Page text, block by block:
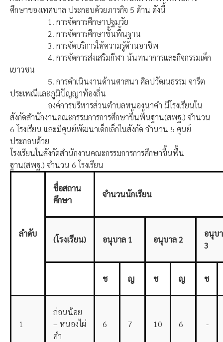
ศึกษาของเทศบาล ประกอบด้วยภารกิจ 5 ด้าน ดังนี้
1. การจัดการศึกษาปฐมวัย
2. การจัดการศึกษาขั้นพื้นฐาน
3. การจัดบริการให้ความรู้ด้านอาชีพ
4. การจัดการส่งเสริมกีฬา นันทนาการและกิจกรรมเด็ก
เยาวชน
5. การดำเนินงานด้านศาสนา ศิลปวัฒนธรรม จารีต
ประเพณีและภูมิปัญญาท้องถิ่น
องค์การบริหารส่วนตำบลหนองนาคำ มีโรงเรียนใน
สังกัดสำนักงานคณะกรรมการการศึกษาขึ้นพื้นฐาน(สพฐ.) จำนวน
6 โรงเรียน และมีศูนย์พัฒนาเด็กเล็กในสังกัด จำนวน 5 ศูนย์
ประกอบด้วย
โรงเรียนในสังกัดสำนักงานคณะกรรมการการศึกษาขึ้นพื้น
ฐาน(สพฐ.) จำนวน 6 โรงเรียน
ลำดับ
ชื่อสถาน
ศึกษา
จำนวนนักเรียน
(โรงเรียน) อนุบาล 1 อนุบาล2
อนุบ
3
ช ญ ช ญ ช
1
ถ่อนน้อย
– หนองไผ่
คำ
6 7 10 6 -